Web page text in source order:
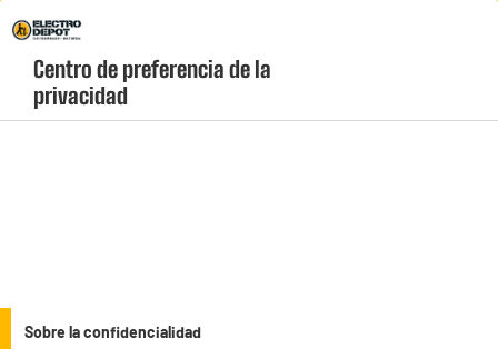
Menú
geolocation-header-icon-text
account
Altavoces
Centro de preferencia de la
privacidad
Sobre la confidencialidad